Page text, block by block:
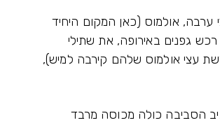
ערבה, אולמוס (כאן המקום היחיד
גפנים באירופה, את שתילי
עצי אולמוס שלהם קירבה למיש),
הסביבה כולה מכוסה מרבד